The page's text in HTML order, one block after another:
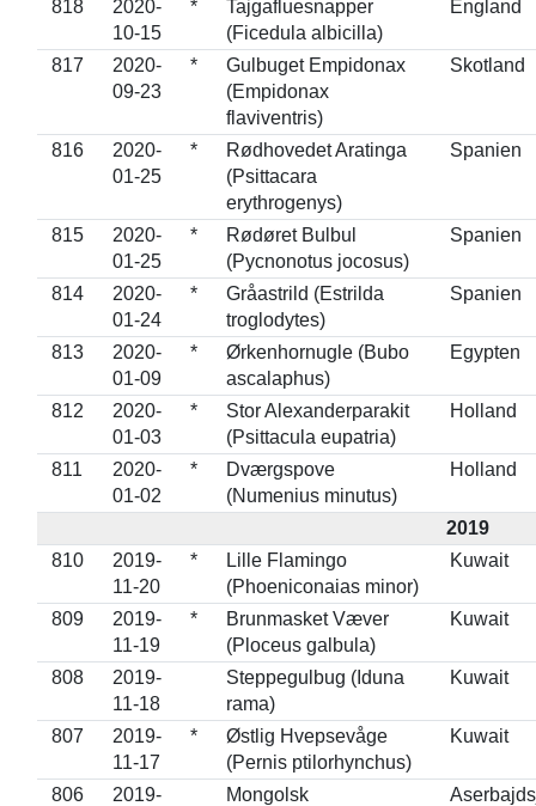
818
2020-
10-15
*
Tajgafluesnapper
(Ficedula albicilla)
England
817
2020-
09-23
*
Gulbuget Empidonax
(Empidonax
flaviventris)
Skotland
816
2020-
01-25
*
Rødhovedet Aratinga
(Psittacara
erythrogenys)
Spanien
815
2020-
01-25
*
Rødøret Bulbul
(Pycnonotus jocosus)
Spanien
814
2020-
01-24
*
Gråastrild (Estrilda
troglodytes)
Spanien
813
2020-
01-09
*
Ørkenhornugle (Bubo
ascalaphus)
Egypten
812
2020-
01-03
*
Stor Alexanderparakit
(Psittacula eupatria)
Holland
811
2020-
01-02
*
Dværgspove
(Numenius minutus)
Holland
2019
810
2019-
11-20
*
Lille Flamingo
(Phoeniconaias minor)
Kuwait
809
2019-
11-19
*
Brunmasket Væver
(Ploceus galbula)
Kuwait
808
2019-
11-18
Steppegulbug (Iduna
rama)
Kuwait
807
2019-
11-17
*
Østlig Hvepsevåge
(Pernis ptilorhynchus)
Kuwait
806 2019- Mongolsk